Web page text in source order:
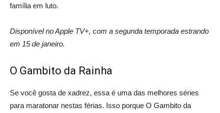
família em luto.
Disponível no Apple TV+, com a segunda temporada estrando
em 15 de janeiro.
O Gambito da Rainha
Se você gosta de xadrez, essa é uma das melhores séries
para maratonar nestas férias. Isso porque O Gambito da